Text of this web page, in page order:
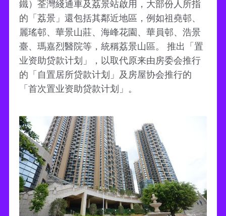
鐵）荃灣綫通車及荔景站啟用，大部份人所指
的「荔景」還包括其鄰近地區，例如祖堯邨、
麗瑤邨、華景山莊、海峰花園、華員邨、浩景
臺、瑪嘉烈醫院等，統稱荔景山區。 推出「置
业资助贷款计划」，以取代原来由房委会推行
的「自置居所贷款计划」及房屋协会推行的
「首次置业资助贷款计划」。